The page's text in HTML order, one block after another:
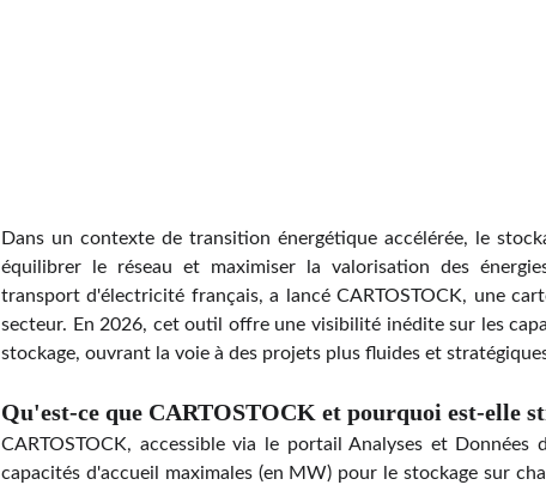
Qu'est-ce que CARTOSTOCK et pourquoi est-elle
Dans un contexte de transition énergétique accélérée, le
équilibrer le réseau et maximiser la valorisation des
transport d'électricité français, a lancé CARTOSTOCK, une
secteur. En 2026, cet outil offre une visibilité inédite sur les
stockage, ouvrant la voie à des projets plus fluides et
CARTOSTOCK, accessible via le portail Analyses et
capacités d'accueil maximales (en MW) pour le stockage sur